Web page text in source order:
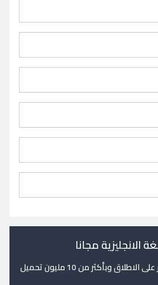
الانجليزية مجانا
وبأكثر من 10 مليون تحميل